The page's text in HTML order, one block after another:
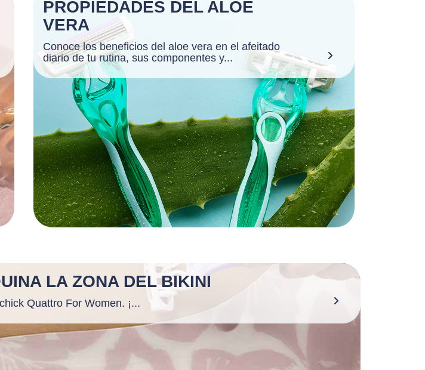
PROPIEDADES DEL ALOE
VERA
Conoce los beneficios del aloe vera en el afeitado
diario de tu rutina, sus componentes y...
LA ZONA DEL BIKINI
Quattro For Women. ¡...